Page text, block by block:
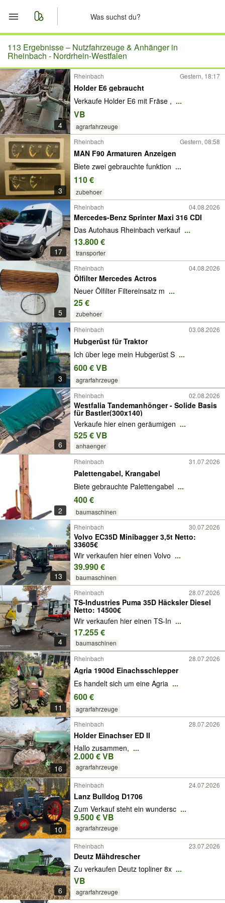
Start
Merkliste
Nachrichten
Anzeige aufgeben
113 Ergebnisse – Nutzfahrzeuge & Anhänger in
Rheinbach - Nordrhein-Westfalen
4
Rheinbach Gestern, 18:17
Holder E6 gebraucht
Verkaufe Holder E6 mit Fräse , ...
VB
agrarfahrzeuge
3
Rheinbach Gestern, 08:58
MAN F90 Armaturen Anzeigen
Biete zwei gebrauchte funktion ...
110 €
zubehoer
17
Rheinbach 04.08.2026
Mercedes-Benz Sprinter Maxi 316 CDI
Das Autohaus Rheinbach verkauf ...
13.800 €
transporter
5
Rheinbach 04.08.2026
Ölfilter Mercedes Actros
Neuer Ölfilter Filtereinsatz m ...
25 €
zubehoer
3
Rheinbach 03.08.2026
Hubgerüst für Traktor
Ich über lege mein Hubgerüst S ...
600 € VB
agrarfahrzeuge
6
Rheinbach 02.08.2026
Westfalia Tandemanhönger - Solide Basis
für Bastler(300x140)
Verkaufe hier einen geräumigen ...
525 € VB
anhaenger
2
Rheinbach 31.07.2026
Palettengabel, Krangabel
Biete gebrauchte Palettengabel ...
400 €
baumaschinen
13
Rheinbach 30.07.2026
Volvo EC35D Minibagger 3,5t Netto:
33605€
Wir verkaufen hier einen Volvo ...
39.990 €
baumaschinen
4
Rheinbach 28.07.2026
TS-Industries Puma 35D Häcksler Diesel
Netto: 14500€
Wir verkaufen hier einen TS-In ...
17.255 €
baumaschinen
11
Rheinbach 28.07.2026
Agria 1900d Einachsschlepper
Es handelt sich um eine Agria ...
600 €
agrarfahrzeuge
16
Rheinbach 28.07.2026
Holder Einachser ED II
Hallo zusammen, ...
2.000 € VB
agrarfahrzeuge
10
Rheinbach 24.07.2026
Lanz Bulldog D1706
Zum Verkauf steht ein wundersc ...
9.500 € VB
agrarfahrzeuge
6
Rheinbach 23.07.2026
Deutz Mähdrescher
Zu verkaufen Deutz topliner 8x ...
VB
agrarfahrzeuge